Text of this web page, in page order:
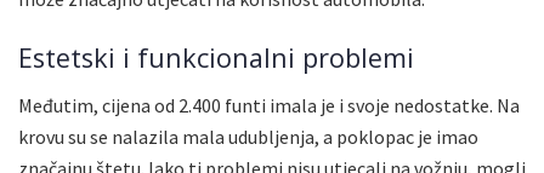
Estetski i funkcionalni problemi
Međutim, cijena od 2.400 funti imala je i svoje nedostatke. Na
krovu su se nalazila mala udubljenja, a poklopac je imao
značajnu štetu. Iako ti problemi nisu utjecali na vožnju, mogli